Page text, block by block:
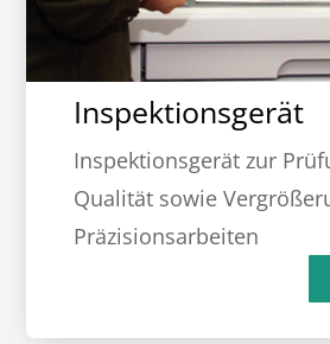
Inspektionsgerät
Inspektionsgerät zur
Qualität sowie
Präzisionsarbeiten